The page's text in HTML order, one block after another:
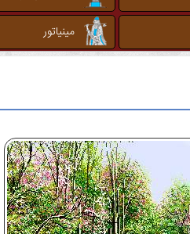
مینیاتور